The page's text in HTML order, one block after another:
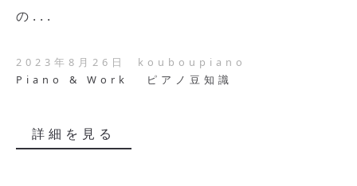
の...
2023年8月26日
kouboupiano
Piano & Work
ピアノ豆知識
詳細を見る